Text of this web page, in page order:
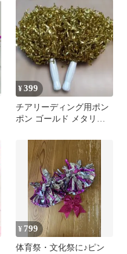
¥399
チアリーディング用ポン
ポン ゴールド メタリッ
¥ 799
体育祭・文化祭に♪ピン